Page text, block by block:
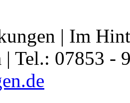
| Im
| Tel.: 07853 -